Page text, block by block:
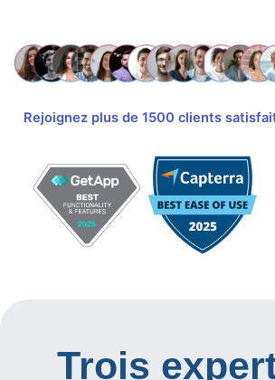
Rejoignez plus de 1500 clients
Trois